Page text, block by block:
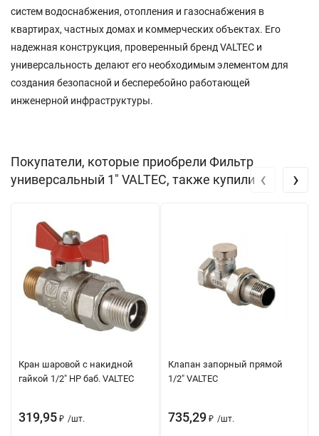
систем водоснабжения, отопления и газоснабжения в
квартирах, частных домах и коммерческих объектах. Его
надежная конструкция, проверенный бренд VALTEC и
универсальность делают его необходимым элементом для
создания безопасной и бесперебойно работающей
инженерной инфраструктуры.
Покупатели, которые приобрели Фильтр
универсальный 1" VALTEC, также купили
Кран шаровой с накидной
гайкой 1/2" НР баб. VALTEC
319,95 ₽ /шт.
Клапан запорный прямой
1/2" VALTEC
735,29 ₽ /шт.
‹ ›